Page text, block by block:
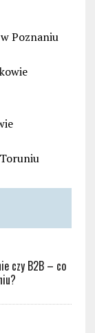
Poznaniu
czy B2B – co